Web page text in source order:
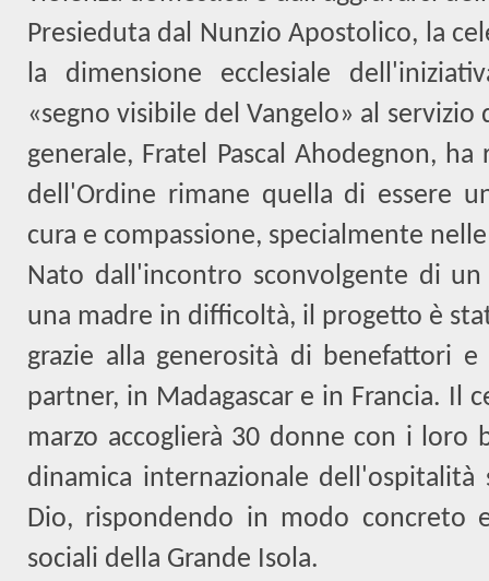
Presieduta dal Nunzio Apostolico, la
la dimensione ecclesiale
«segno visibile del Vangelo» al
generale, Fratel Pascal Ahodegnon,
dell'Ordine rimane quella di essere
cura e compassione, specialmente
Nato dall'incontro sconvolgente di
una madre in difficoltà, il progetto è
grazie alla generosità di benefattori
partner, in Madagascar e in Francia. Il
marzo accoglierà 30 donne con i loro
dinamica internazionale dell'ospitalità
Dio, rispondendo in modo concreto
sociali della Grande Isola.